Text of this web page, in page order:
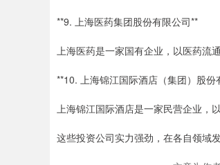
**9. 上海医药集团股份有限公司**
上海医药是一家国有企业，以医药流
**10. 上海锦江国际酒店（集团）股份
上海锦江国际酒店是一家民营企业，
这些投资公司实力强劲，在各自领域